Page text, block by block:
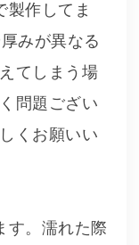
製作してま
みが異なる
てしまう場
問題ござい
くお願いい
す。濡れた際